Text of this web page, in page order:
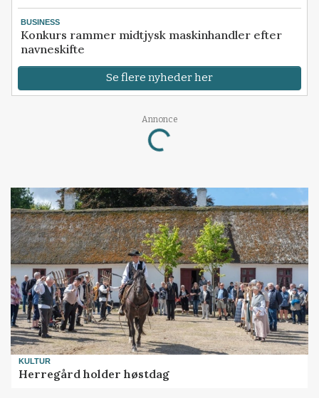
BUSINESS
Konkurs rammer midtjysk maskinhandler efter
navneskifte
Se flere nyheder her
Annonce
Loading...
KULTUR
Herregård holder høstdag